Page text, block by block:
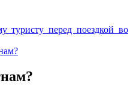
туристу перед поездкой во